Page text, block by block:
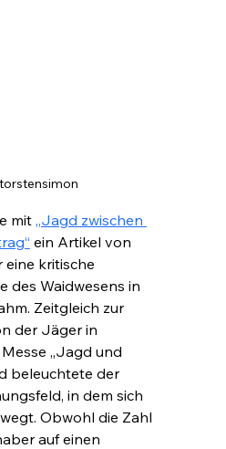
mit „Jagd zwischen
ein Artikel von
kritische
des Waidwesens in
Zeitgleich zur
der Jäger in
„Jagd und
beleuchtete der
in dem sich
Obwohl die Zahl
auf einen